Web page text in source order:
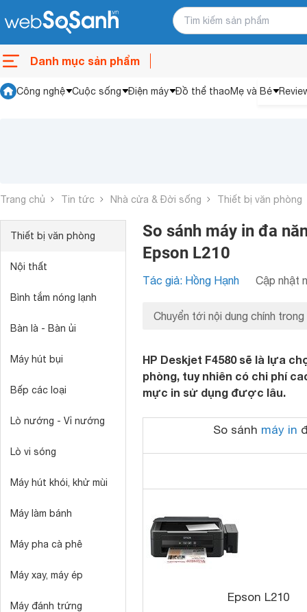
Danh mục sản phẩm
Công nghệ Cuộc sống Điện máy Đồ thể thaoMẹ và Bé
Trang chủ Tin tức Nhà cửa & Đời sống Thiết bị văn phòng
Thiết bị văn phòng
Nội thất
Bình tắm nóng lạnh
Bàn là - Bàn ủi
Máy hút bụi
Bếp các loại
Lò nướng - Vỉ nướng
Lò vi sóng
Máy hút khói, khử mùi
Máy làm bánh
Máy pha cà phê
Máy xay, máy ép
Máy đánh trứng
So sánh máy in đa
Epson L210
Tác giả: Hồng Hạnh Cập nhật
Chuyển tới nội dung chính trong
HP Deskjet F4580 sẽ là lựa
phòng, tuy nhiên có chi phí
mực in sử dụng được lâu.
So sánh máy in
Epson L210